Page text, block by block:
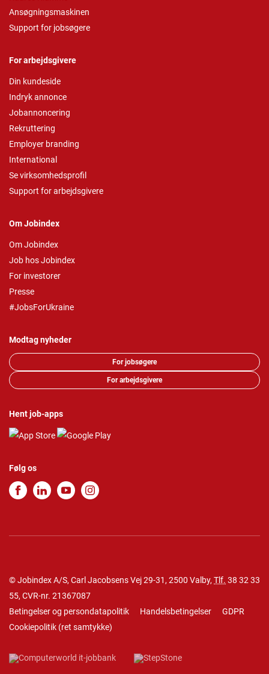
Ansøgningsmaskinen
Support for jobsøgere
For arbejdsgivere
Din kundeside
Indryk annonce
Jobannoncering
Rekruttering
Employer branding
International
Se virksomhedsprofil
Support for arbejdsgivere
Om Jobindex
Om Jobindex
Job hos Jobindex
For investorer
Presse
#JobsForUkraine
Modtag nyheder
For jobsøgere
For arbejdsgivere
Hent job-apps
Følg os
© Jobindex A/S, Carl Jacobsens Vej 29-31, 2500 Valby, Tlf. 38 32 33
55, CVR-nr. 21367087
Betingelser og persondatapolitik
Handelsbetingelser
GDPR
Cookiepolitik (ret samtykke)